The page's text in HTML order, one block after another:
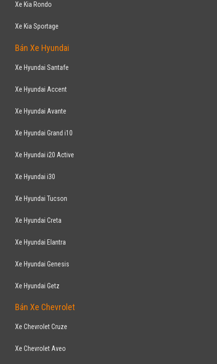
Xe Kia Rondo
Xe Kia Sportage
Bán Xe Hyundai
Xe Hyundai Santafe
Xe Hyundai Accent
Xe Hyundai Avante
Xe Hyundai Grand i10
Xe Hyundai i20 Active
Xe Hyundai i30
Xe Hyundai Tucson
Xe Hyundai Creta
Xe Hyundai Elantra
Xe Hyundai Genesis
Xe Hyundai Getz
Bán Xe Chevrolet
Xe Chevrolet Cruze
Xe Chevrolet Aveo